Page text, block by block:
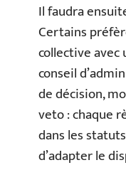
Il faudra
Certains
collective avec
conseil
de décision,
veto : chaque
dans les
d’adapter le